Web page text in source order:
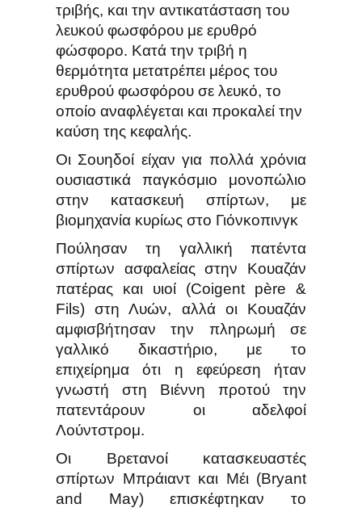
τριβής, και την αντικατάσταση του
λευκού φωσφόρου με ερυθρό
φώσφορο. Κατά την τριβή η
θερμότητα μετατρέπει μέρος του
ερυθρού φωσφόρου σε λευκό, το
οποίο αναφλέγεται και προκαλεί την
καύση της κεφαλής.
Οι Σουηδοί είχαν για πολλά χρόνια
ουσιαστικά παγκόσμιο μονοπώλιο
στην κατασκευή σπίρτων, με
βιομηχανία κυρίως στο Γιόνκοπινγκ
Πούλησαν τη γαλλική πατέντα
σπίρτων ασφαλείας στην Κουαζάν
πατέρας και υιοί (Coigent père &
Fils) στη Λυών, αλλά οι Κουαζάν
αμφισβήτησαν την πληρωμή σε
γαλλικό δικαστήριο, με το
επιχείρημα ότι η εφεύρεση ήταν
γνωστή στη Βιέννη προτού την
πατεντάρουν οι αδελφοί
Λούντστρομ.
Οι Βρετανοί κατασκευαστές
σπίρτων Μπράιαντ και Μέι (Bryant
and May) επισκέφτηκαν το